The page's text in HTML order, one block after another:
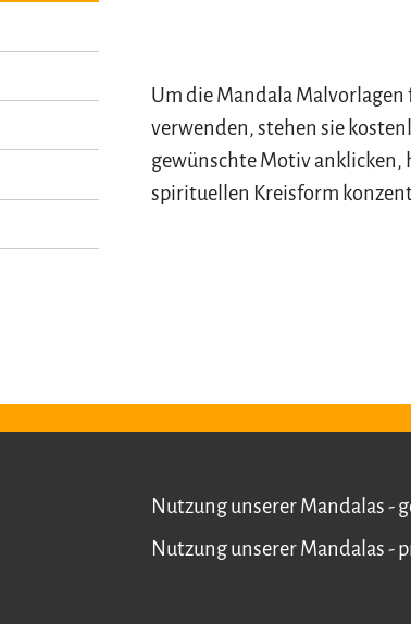
Um die Mandala
verwenden, stehen sie
gewünschte Motiv anklicken,
spirituellen Kreisform
Nutzung unserer Mandalas -
Nutzung unserer Mandalas -